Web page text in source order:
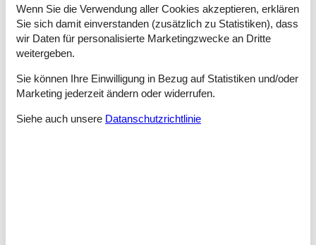
geben.
GRATIS!Ausleihe von Hochstühlen und Kinderbetten. Wenn
Haustiere im Haus erlaubt sind, stellen wir auch Hundebetten
zur Verfügung (Abholung und Rückgabe bei )
E-Auto-Ladung:Bitte prüfe in den Hausdetails, ob das Laden
des E-Autos erlaubt ist.
Raumaufteilung
Wenn Sie die Verwendung aller Cookies akzeptieren, erklären
Sie sich damit einverstanden (zusätzlich zu Statistiken), dass
wir Daten für personalisierte Marketingzwecke an Dritte
weitergeben.
Sie können Ihre Einwilligung in Bezug auf Statistiken und/oder
Marketing jederzeit ändern oder widerrufen.
Siehe auch unsere Datanschutzrichtlinie